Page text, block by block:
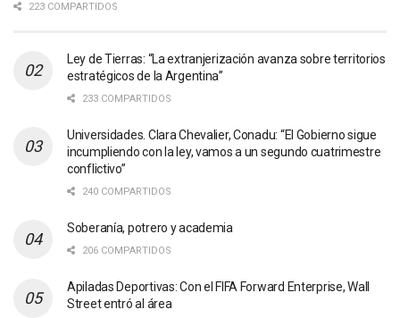
223 COMPARTIDOS
Ley de Tierras: “La extranjerización avanza sobre territorios
estratégicos de la Argentina”
233 COMPARTIDOS
Universidades. Clara Chevalier, Conadu: “El Gobierno sigue
incumpliendo con la ley, vamos a un segundo cuatrimestre
conflictivo”
240 COMPARTIDOS
Soberanía, potrero y academia
206 COMPARTIDOS
Apiladas Deportivas: Con el FIFA Forward Enterprise, Wall
Street entró al área